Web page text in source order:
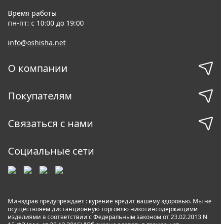
Время работы
пн-пт: с 10:00 до 19:00
info@oshisha.net
О компании
Покупателям
Связаться с нами
Социальные сети
Минздрав предупреждает : курение вредит вашему здоровью. Мы не
осуществляем дистанционную торговлю никотинсодержащими
изделиями в соответствии с Федеральным законом от 23.02.2013 N